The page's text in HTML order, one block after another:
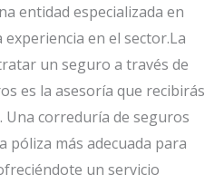
entidad especializada en
en el sector.La
un seguro a través de
es la asesoría que recibirás
correduría de seguros
póliza más adecuada para
un servicio